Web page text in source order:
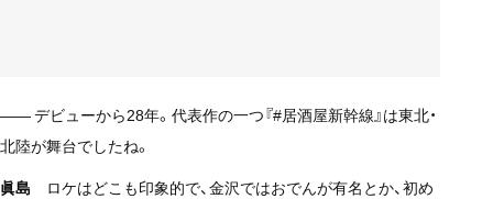
—— デビューから28年。代表作の一つ『#居酒屋新幹線』は東北・
北陸が舞台でしたね。
眞島 ロケはどこも印象的で、金沢ではおでんが有名とか、初め